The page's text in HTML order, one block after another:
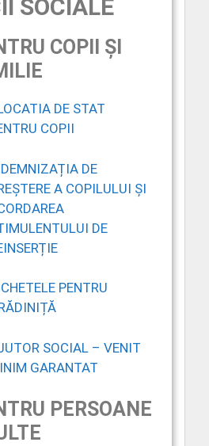
SOCIALE
COPII ȘI
DE STAT
COPII
DE
A COPILULUI ȘI
DE
PENTRU
SOCIAL – VENIT
GARANTAT
PERSOANE